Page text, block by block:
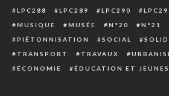
LPC288
LPC289 LPC290
MUSIQUE
MUSÉE N°20 N°21
PIÉTONNISATION
SOCIAL
TRANSPORT
TRAVAUX
ÉCONOMIE
ÉDUCATION ET